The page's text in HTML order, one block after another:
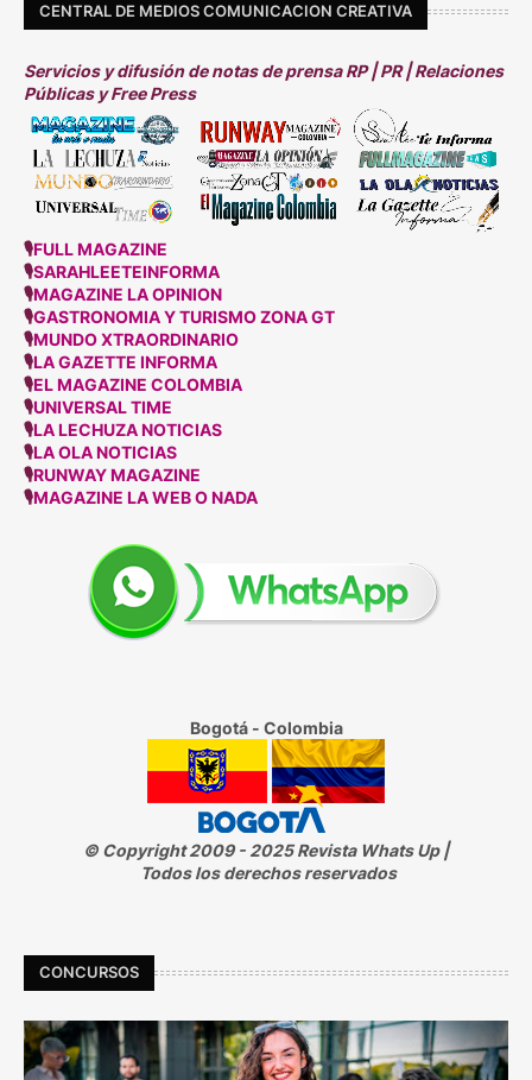
CENTRAL DE MEDIOS COMUNICACION CREATIVA
Servicios y difusión de notas de prensa RP | PR | Relaciones
Públicas y Free Press
🎙FULL MAGAZINE
🎙SARAHLEETEINFORMA
🎙MAGAZINE LA OPINION
🎙GASTRONOMIA Y TURISMO ZONA GT
🎙MUNDO XTRAORDINARIO
🎙LA GAZETTE INFORMA
🎙EL MAGAZINE COLOMBIA
🎙UNIVERSAL TIME
🎙LA LECHUZA NOTICIAS
🎙LA OLA NOTICIAS
🎙RUNWAY MAGAZINE
🎙MAGAZINE LA WEB O NADA
Bogotá - Colombia
© Copyright 2009 - 2025 Revista Whats Up |
Todos los derechos reservados
CONCURSOS